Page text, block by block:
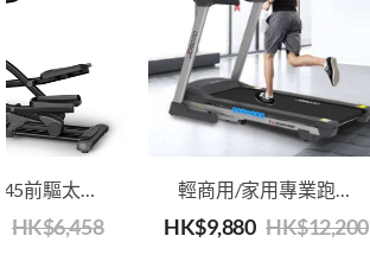
HK$6,458 HK$9,880 HK$12,200